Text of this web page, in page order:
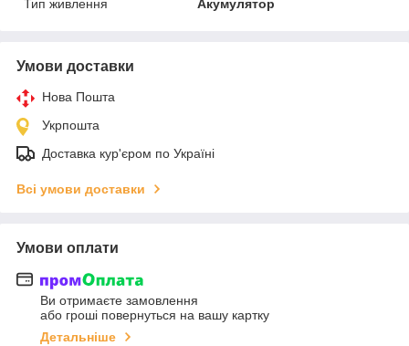
Тип живлення
Акумулятор
Умови доставки
Нова Пошта
Укрпошта
Доставка кур'єром по Україні
Всі умови доставки
Умови оплати
Ви отримаєте замовлення
або гроші повернуться на вашу картку
Детальніше